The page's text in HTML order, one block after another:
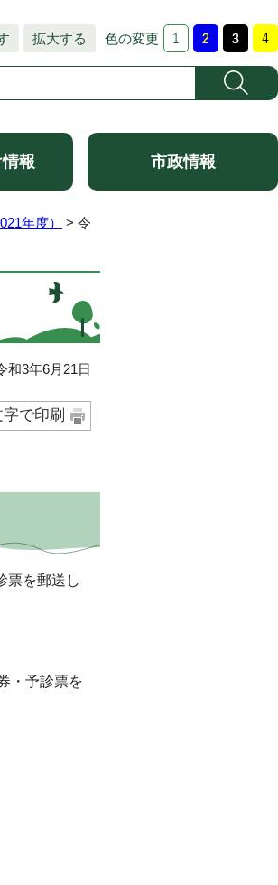
拡大する 色の変更
報 市政情報
年度）
> 令
3年6月21日
で印刷
票を郵送し
・予診票を